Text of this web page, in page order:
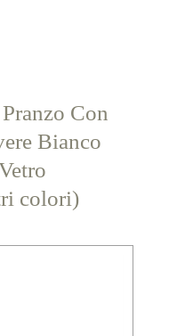
Con
Bianco
colori)